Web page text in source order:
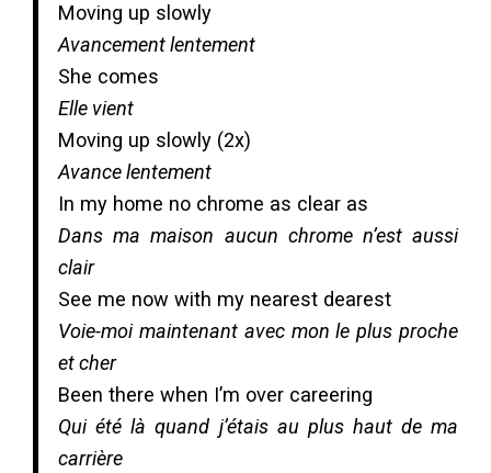
Moving up slowly
Avancement lentement
She comes
Elle vient
Moving up slowly (2x)
Avance lentement
In my home no chrome as clear as
Dans ma maison aucun chrome n’est aussi
clair
See me now with my nearest dearest
Voie-moi maintenant avec mon le plus proche
et cher
Been there when I’m over careering
Qui été là quand j’étais au plus haut de ma
carrière